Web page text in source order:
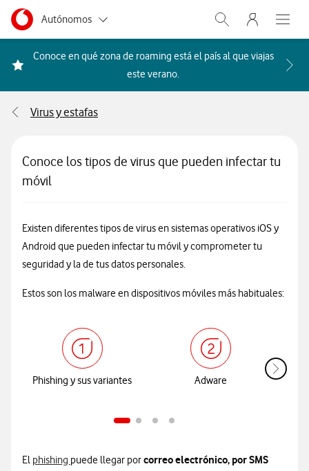
Ir a la pagina principal de vodafone.es
Menu navegación Segmento
Autónomos
Pymes
Abrir buscador.
Menu
Abre
Conoce en qué zona de roaming está el país al que viajas
este verano. Acceder a la FAQ Qué
Virus y estafas
Conoce los tipos de virus que pueden infectar tu
móvil
Existen diferentes tipos de virus en sistemas operativos iOS y
Android que pueden infectar tu móvil y comprometer tu
seguridad y la de tus datos personales.
Estos son los malware en dispositivos móviles más habituales:
Phishing y sus variantes Adware
El phishing puede llegar porcorreo electrónico, por SMS